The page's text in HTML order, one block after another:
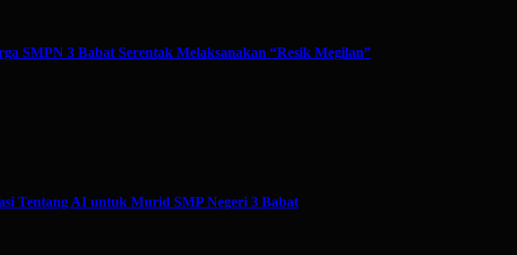
SMPN 3 Babat Serentak Melaksanakan “Resik Megilan”
Tentang AI untuk Murid SMP Negeri 3 Babat